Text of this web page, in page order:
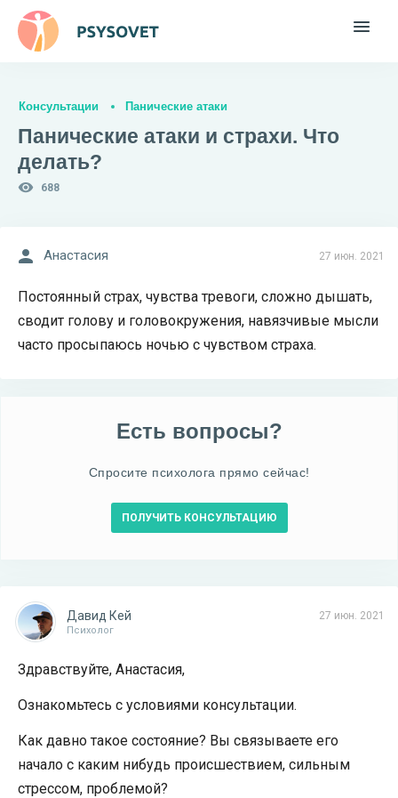
Консультации Панические атаки
Панические атаки и страхи. Что
делать?
688
27 июн. 2021
Анастасия
Постоянный страх, чувства тревоги, сложно дышать,
сводит голову и головокружения, навязчивые мысли
часто просыпаюсь ночью с чувством страха.
Есть вопросы?
Спросите психолога прямо сейчас!
ПОЛУЧИТЬ КОНСУЛЬТАЦИЮ
27 июн. 2021
Давид Кей
Психолог
Здравствуйте, Анастасия,
Ознакомьтесь с условиями консультации.
Как давно такое состояние? Вы связываете его
начало с каким нибудь происшествием, сильным
стрессом, проблемой?